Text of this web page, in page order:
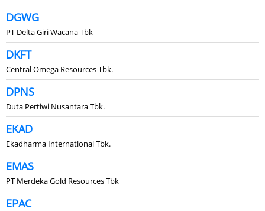
DGWG
PT Delta Giri Wacana Tbk
DKFT
Central Omega Resources Tbk.
DPNS
Duta Pertiwi Nusantara Tbk.
EKAD
Ekadharma International Tbk.
EMAS
PT Merdeka Gold Resources Tbk
EPAC